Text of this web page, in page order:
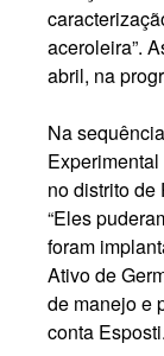
aceroleira”.
abril, na
Na
no distrito de
“Eles
foram
Ativo de
de manejo e
conta Esposti.